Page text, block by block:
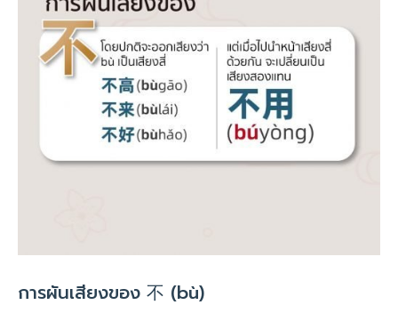
การผันเสียงของ 不 (bù)